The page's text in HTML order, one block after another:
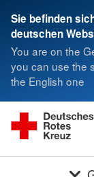
Sie befinden
deutschen
You are on the
you can use the
the English one